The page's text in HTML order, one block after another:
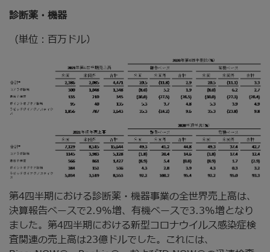
診断薬・機器
（単位：百万ドル）
第4四半期における診断薬・機器事業の全世界売上高は、
決算報告ベースで2.9%増、有機ベースで3.3%増となり
ました。第4四半期における新型コロナウイルス感染症検
査関連の売上高は23億ドルでした。これには、